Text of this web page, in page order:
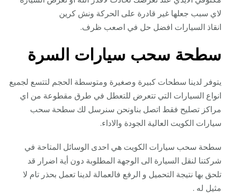
لاي سبب جعلها غير قادرة على الحركة ونش كرين
انقاذ السيارات افضل حل في اصعب ظرف.
سطحة سحب سيارات السرة
يتوفر لدينا سطحات كبيرة وصغيرة ومتوسطة الحجم لتتسع لجميع
انواع السيارات التي تتعرض للتعطل في طرق مقطوعة من اي
مراكز تصليح فقط اتصل بناونحن سنرسل لك سطحة سحب
سيارات الكويت العالية الجودة والاداء.
سطحة سحب سيارات الكويت هي احدى الوسائل المتاحة في
شركتنا لنقل السيارة الى الوجهة المطلوبة دون أية اضرار قد
تلحق بها نتيجة التحميل و الرفع فالعمالة لدينا تعمل بحذر تام لا
مثيل له .